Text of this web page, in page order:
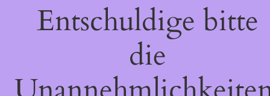
Entschuldige bitte
die